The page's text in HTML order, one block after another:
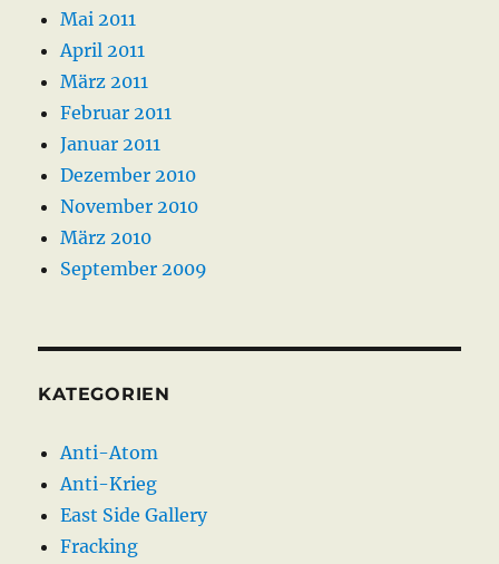
Mai 2011
April 2011
März 2011
Februar 2011
Januar 2011
Dezember 2010
November 2010
März 2010
September 2009
KATEGORIEN
Anti-Atom
Anti-Krieg
East Side Gallery
Fracking